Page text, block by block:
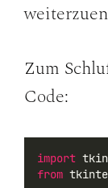
Zum
Code:
import
from